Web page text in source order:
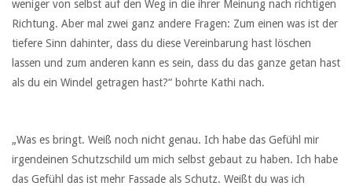
weniger von selbst auf den Weg in die ihrer Meinung nach richtigen
Richtung. Aber mal zwei ganz andere Fragen: Zum einen was ist der
tiefere Sinn dahinter, dass du diese Vereinbarung hast löschen
lassen und zum anderen kann es sein, dass du das ganze getan hast
als du ein Windel getragen hast?“ bohrte Kathi nach.
„Was es bringt. Weiß noch nicht genau. Ich habe das Gefühl mir
irgendeinen Schutzschild um mich selbst gebaut zu haben. Ich habe
das Gefühl das ist mehr Fassade als Schutz. Weißt du was ich